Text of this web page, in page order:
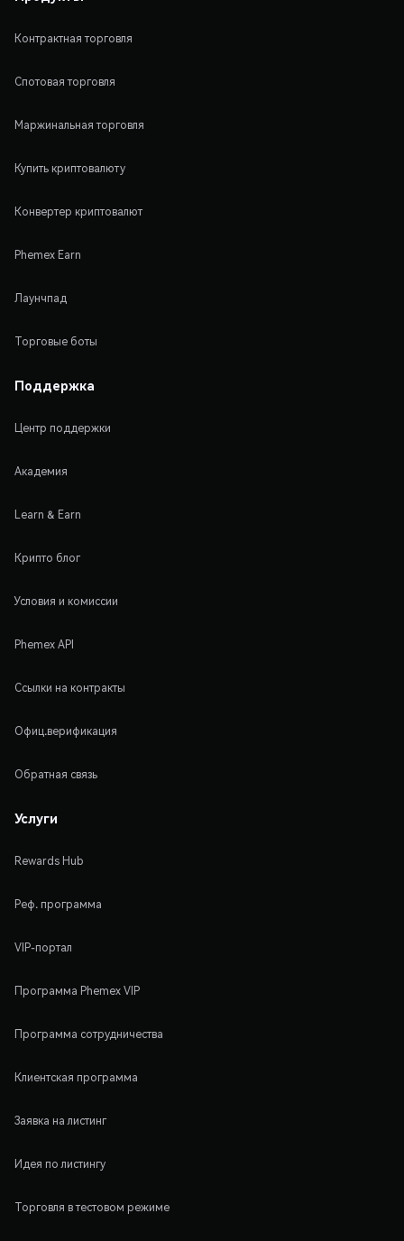
Контрактная торговля
Спотовая торговля
Маржинальная торговля
Купить криптовалюту
Конвертер криптовалют
Phemex Earn
Лаунчпад
Торговые боты
Поддержка
Центр поддержки
Академия
Learn & Earn
Крипто блог
Условия и комиссии
Phemex API
Ссылки на контракты
Офиц.верификация
Обратная связь
Услуги
Rewards Hub
Реф. программа
VIP-портал
Программа Phemex VIP
Программа сотрудничества
Клиентская программа
Заявка на листинг
Идея по листингу
Торговля в тестовом режиме